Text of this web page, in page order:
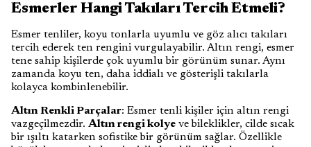
Esmerler Hangi Takıları Tercih Etmeli?
Esmer tenliler, koyu tonlarla uyumlu ve göz alıcı takıları
tercih ederek ten rengini vurgulayabilir. Altın rengi, esmer
tene sahip kişilerde çok uyumlu bir görünüm sunar. Aynı
zamanda koyu ten, daha iddialı ve gösterişli takılarla
kolayca kombinlenebilir.
Altın Renkli Parçalar: Esmer tenli kişiler için altın rengi
vazgeçilmezdir. Altın rengi kolye ve bileklikler, cilde sıcak
bir ışıltı katarken sofistike bir görünüm sağlar. Özellikle